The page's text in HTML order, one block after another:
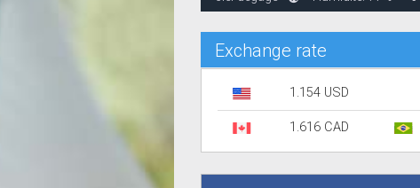
Exchange rate
1.154 USD
1.616 CAD